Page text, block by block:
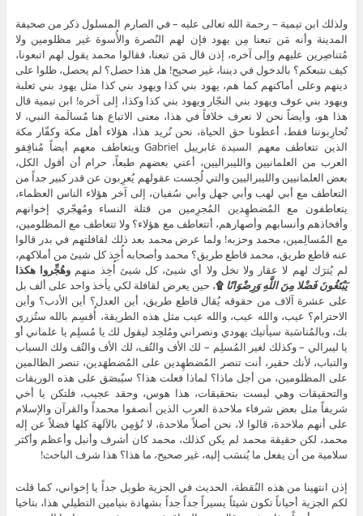
ولذلك ابن تيمية – رحمة الله تعالى عليه – في الصارم المسلول ذكر من صحيفة
المدينة وأنه مَن تبعنا مِن يهود فإن لهم النُصرة والأُسوة غير مظلومين ولا
مُتناصِرين عليهم وإلى آخره، إذن قال مَن تبعنا، فقالوا محمد يقول لهم اتبعونا،
كيف نتبعكم؟ بالدخول في ديننا، غير صحيح! هل هذا حصل؟ لم يحصل، ظلوا على
دينهم وعلى أماكنهم كما هم، يهود بني كذا ويهود بني كذا مثل يهود بني ثعلبة
ويهود بني عوف ويهود بني النجّار ويهود بني كذا وكذا، إلى آخره! ابن تيمية قال
هذا هو، وأيضاً نحن لا نعرف خلافاً في هذا، معنى الاتباع هنا مُسالَمة النبي، لا
تُحارِبوننا فقط، أعطونا حق الحياة، نحن نُريد هذا، هؤلاء أهل مكة وكفّار مكة
الذين تتعاطف معهم السيدة غابرييل Gabriel ويتعاطف معهم أيضاً مُنافِقو
العرب من العلمانيين والليبراليين، أعني بعضهم طبعاً، حرام أن أقول الكل،
بعض العلمانيين والليبراليين والتي لُحِست عقولهم يُعرِبون عن قدر كبير جداً من
التعاطف مع أبي لهب وأبي جهل وأبي سُفيان، إلى آخر هؤلاء الناس العظماء،
يتعاطفون مع المُضطهِدين المُجرِمين من قتلة النساء ومُهجّري إخوانهم
وأفخاذهم وأنسابهم وأصهارهم، أتتعاطف مع هؤلاء؟ ولا تتعاطف مع المظلومين،
مع المُسالِمين، محمد وحزبه! ولما عرض محمد بعد ذلك لقافلتهم في بدر قالوا
عنه قاطع طريق، محمد قاطع طريق؟ محمد وأصحابه أُخِذ كل شيئ من أملاكهم،
لم يُترَك لهم لا عقار ولا نخل ولا أي شيئ، كل شيئ أُخِذ منهم وهُجِّروا هكذا
يَبْتَغُونَ فَضْلا مِنَ اللَّهِ وَرِضْوَانًا۩، حين يعرض لقافلة لكي يأخذ واحد على ألف بل
على عشرة آلاف من حقوقه يُقال قاطع طريق، أين العدل؟ أين الأدب؟ وأين
الاحترام؟ عيب، والله عيب، والله عيب مثل هذه الطريقة، أُقسِم بالله ستُزري
بك، وبالمُناسَبة سيأتيك يهودي ونصراني ومُلحِد ليقول لك يا مُسلِم يا علماني أو
يا ليبرالي – وكذلك لغير المُسلِم – لك الأف والتُف، لك الأف والتُف ولك السباب
والتباب، لأنك حقير، أنت تنصر المُضطهِدين على المُضطهَدين، تنصر الظالمين
على المظلومين، من أجل ماذا؟ لماذا فعلت هذا؟ سيُبصَق على هذه الوريقات
والتحقيقات وهي ليست بتحقيقات، هذا هوس، وحقد عجيب، فلتكن يا أخي
شريفاً مثل بعض شرفاء ملاحدة العرب الذين أنصفوا محمداً والقرآن والإسلام
على أنهم ملاحدة، قالوا لا، نحن أصلاً ملاحدة، لا نُؤمِن بالآلهة كلها فضلاً عن إله
محمد، لكن حقيقة محمد لم يكن كذلك، محمد كان أشرف وأنبل وأعظم وأكثر
سلامية من أن يفعل ما يُنسَب إليه، غير صحيح، ما هذا؟ هذا شرف الباحث!
إذن انتهينا من هذه النُقطة، الحديث في الجزية طويل جداً يا إخواني، كما قلت
لكم الجزية أحياناً تكون شيئاً يسيراً جداً جداً بشهادة بنيامين التطيلي هذا، بتاخيا